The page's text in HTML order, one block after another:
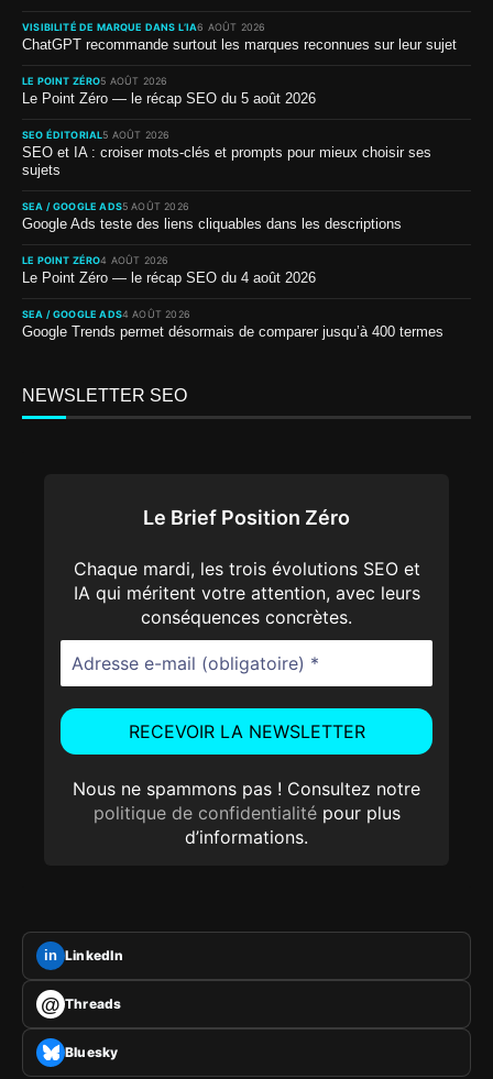
VISIBILITÉ DE MARQUE DANS L’IA6 AOÛT 2026
ChatGPT recommande surtout les marques reconnues sur leur sujet
LE POINT ZÉRO5 AOÛT 2026
Le Point Zéro — le récap SEO du 5 août 2026
SEO ÉDITORIAL5 AOÛT 2026
SEO et IA : croiser mots-clés et prompts pour mieux choisir ses
sujets
SEA / GOOGLE ADS5 AOÛT 2026
Google Ads teste des liens cliquables dans les descriptions
LE POINT ZÉRO4 AOÛT 2026
Le Point Zéro — le récap SEO du 4 août 2026
SEA / GOOGLE ADS4 AOÛT 2026
Google Trends permet désormais de comparer jusqu’à 400 termes
NEWSLETTER SEO
Le Brief Position Zéro
Chaque mardi, les trois évolutions SEO et
IA qui méritent votre attention, avec leurs
conséquences concrètes.
Nous ne spammons pas ! Consultez notre
politique de confidentialitépour plus
d’informations.
in LinkedIn
@ Threads
Bluesky